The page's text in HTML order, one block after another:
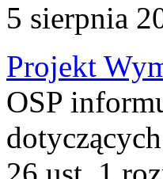
5 sierpnia
Projekt
OSP